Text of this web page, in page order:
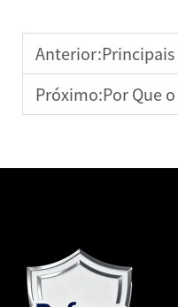
Anterior:Principais
Próximo:Por Que o